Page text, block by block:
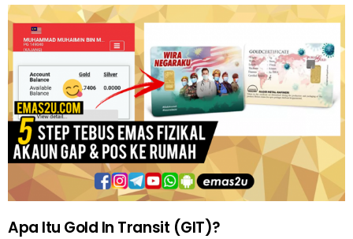
Apa Itu Gold In Transit (GIT)?